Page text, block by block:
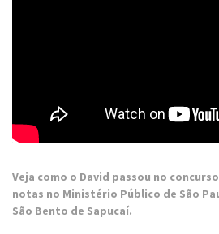
Veja como o David passou no
notas no Ministério Público de São
São Bento de Sapucaí.